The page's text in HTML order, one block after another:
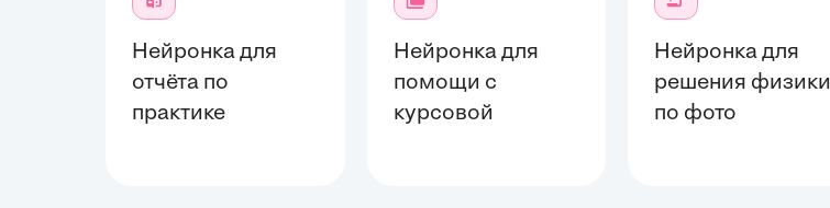
Нейронка для
отчёта по
практике
Нейронка для
помощи с
курсовой
Нейронка для
решения физики
по фото